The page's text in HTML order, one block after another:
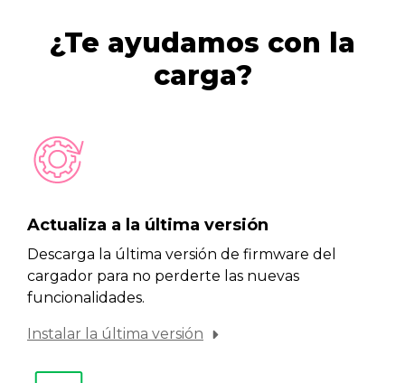
¿Te ayudamos con la
carga?
Actualiza a la última versión
Descarga la última versión de firmware del
cargador para no perderte las nuevas
funcionalidades.
Instalar la última versión